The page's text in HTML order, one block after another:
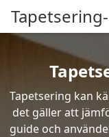
Tapetsering kan
det gäller att
guide och